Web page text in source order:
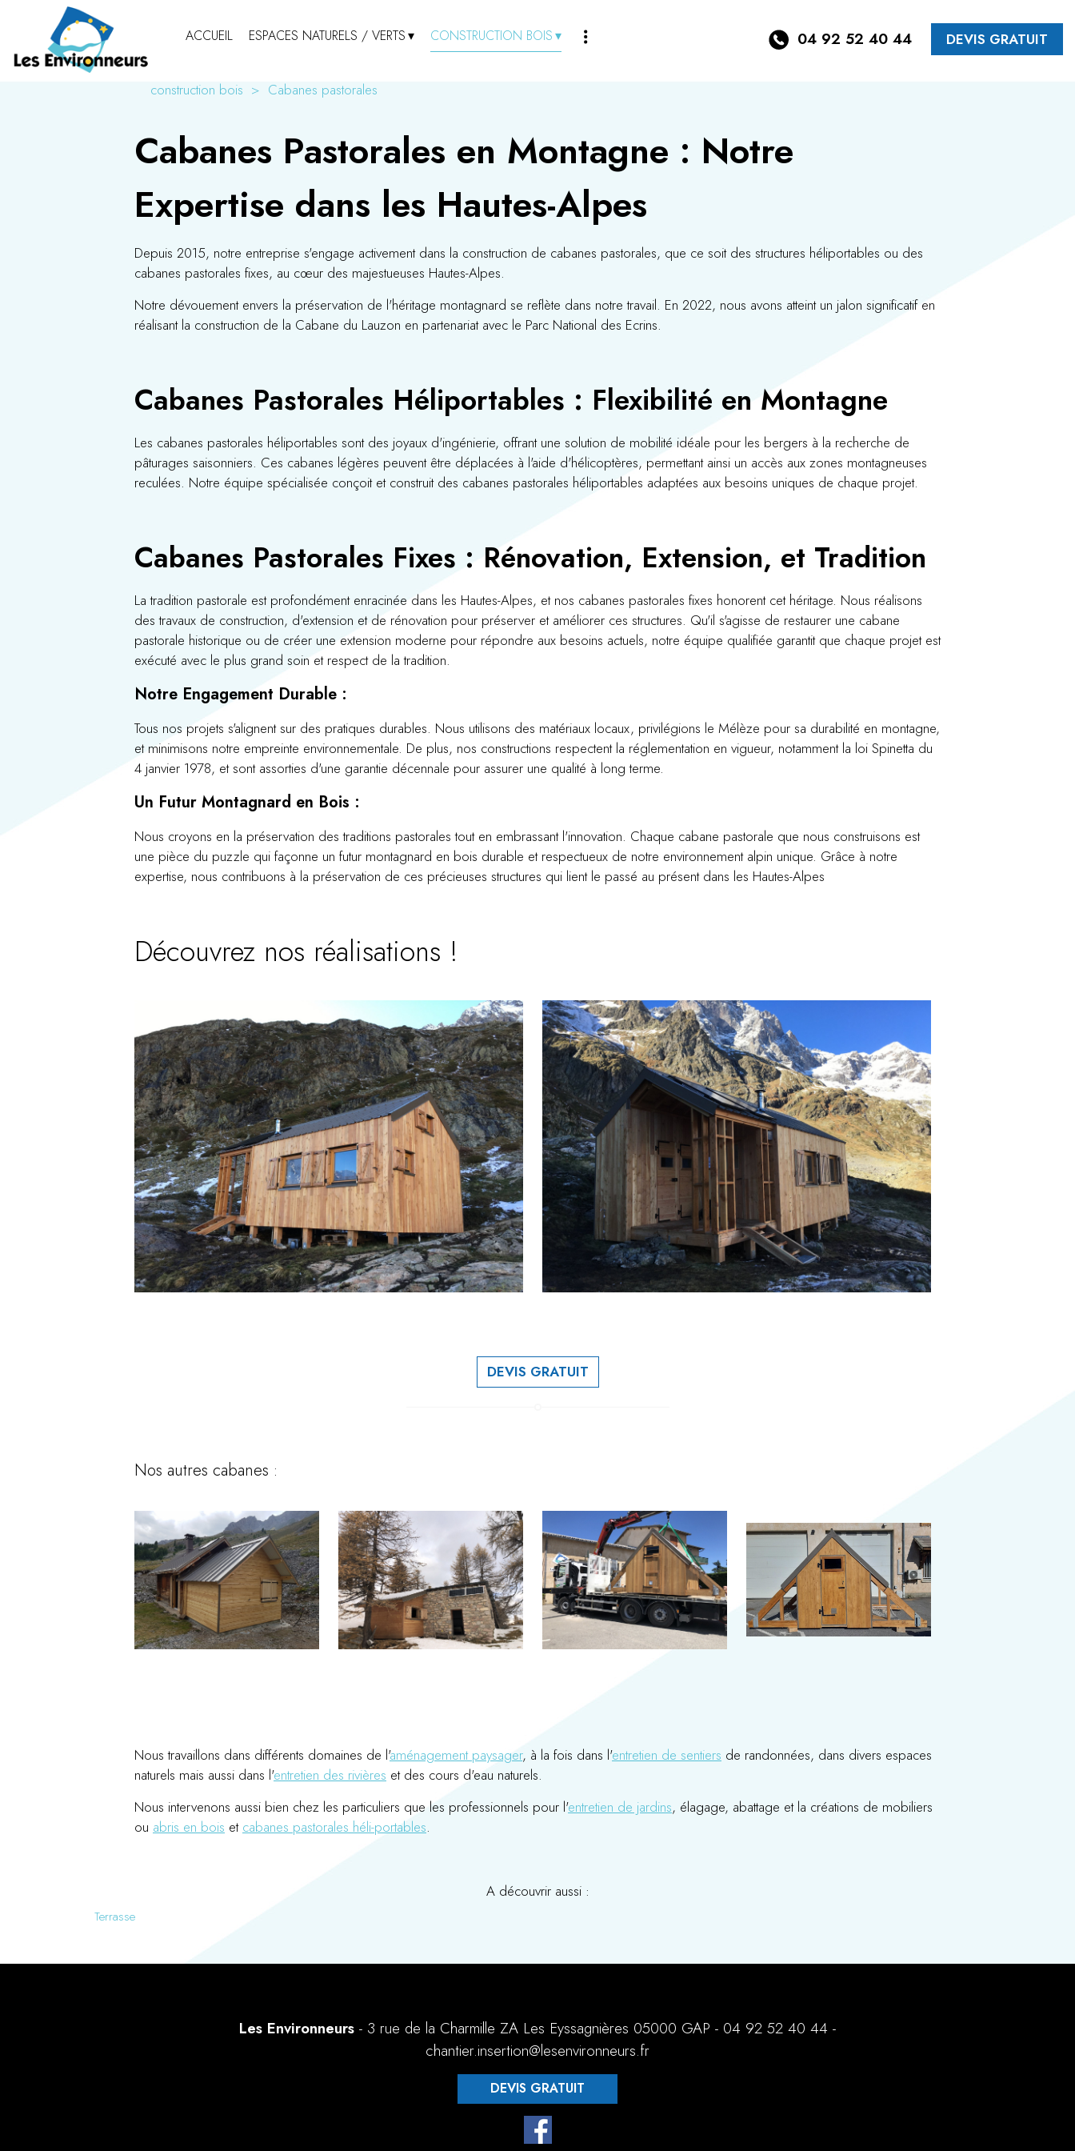
DEVIS GRATUIT
04 92 52 40 44
ACCUEIL ESPACES NATURELS / VERTS CONSTRUCTION BOIS
construction bois Cabanes pastorales
Cabanes Pastorales en Montagne : Notre
Expertise dans les Hautes-Alpes
Depuis 2015, notre entreprise s'engage activement dans la construction de cabanes pastorales, que ce soit des structures héliportables ou des
cabanes pastorales fixes, au cœur des majestueuses Hautes-Alpes.
Notre dévouement envers la préservation de l'héritage montagnard se reflète dans notre travail. En 2022, nous avons atteint un jalon significatif en
réalisant la construction de la Cabane du Lauzon en partenariat avec le Parc National des Ecrins.
Cabanes Pastorales Héliportables : Flexibilité en Montagne
Les cabanes pastorales héliportables sont des joyaux d'ingénierie, offrant une solution de mobilité idéale pour les bergers à la recherche de
pâturages saisonniers. Ces cabanes légères peuvent être déplacées à l'aide d'hélicoptères, permettant ainsi un accès aux zones montagneuses
reculées. Notre équipe spécialisée conçoit et construit des cabanes pastorales héliportables adaptées aux besoins uniques de chaque projet.
Cabanes Pastorales Fixes : Rénovation, Extension, et Tradition
La tradition pastorale est profondément enracinée dans les Hautes-Alpes, et nos cabanes pastorales fixes honorent cet héritage. Nous réalisons
des travaux de construction, d'extension et de rénovation pour préserver et améliorer ces structures. Qu'il s'agisse de restaurer une cabane
pastorale historique ou de créer une extension moderne pour répondre aux besoins actuels, notre équipe qualifiée garantit que chaque projet est
exécuté avec le plus grand soin et respect de la tradition.
Notre Engagement Durable :
Tous nos projets s'alignent sur des pratiques durables. Nous utilisons des matériaux locaux, privilégions le Mélèze pour sa durabilité en montagne,
et minimisons notre empreinte environnementale. De plus, nos constructions respectent la réglementation en vigueur, notamment la loi Spinetta du
4 janvier 1978, et sont assorties d'une garantie décennale pour assurer une qualité à long terme.
Un Futur Montagnard en Bois :
Nous croyons en la préservation des traditions pastorales tout en embrassant l'innovation. Chaque cabane pastorale que nous construisons est
une pièce du puzzle qui façonne un futur montagnard en bois durable et respectueux de notre environnement alpin unique. Grâce à notre
expertise, nous contribuons à la préservation de ces précieuses structures qui lient le passé au présent dans les Hautes-Alpes
Découvrez nos réalisations !
DEVIS GRATUIT
Nos autres cabanes :
Nous travaillons dans différents domaines de l'aménagement paysager, à la fois dans l'entretien de sentiers de randonnées, dans divers espaces
naturels mais aussi dans l'entretien des rivières et des cours d'eau naturels.
Nous intervenons aussi bien chez les particuliers que les professionnels pour l'entretien de jardins, élagage, abattage et la créations de mobiliers
ou abris en bois et cabanes pastorales héli-portables.
A découvrir aussi :
Terrasse
Les Environneurs - 3 rue de la Charmille ZA Les Eyssagnières 05000 GAP - 04 92 52 40 44 -
chantier.insertion@lesenvironneurs.fr
DEVIS GRATUIT